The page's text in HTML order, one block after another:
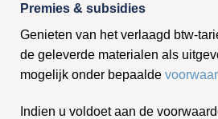
Premies & subsidies
Genieten van het verlaagd btw-
de geleverde materialen als
mogelijk onder bepaalde
Indien u voldoet aan de